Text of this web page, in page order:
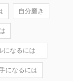
自分磨き
になるには
になるには